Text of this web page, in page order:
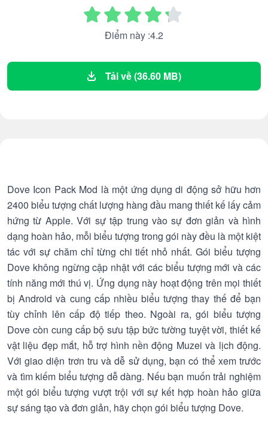
Điểm này :4.2
Tải về (36.60 MB)
Dove Icon Pack Mod là một ứng dụng di động sở hữu hơn
2400 biểu tượng chất lượng hàng đầu mang thiết kế lấy cảm
hứng từ Apple. Với sự tập trung vào sự đơn giản và hình
dạng hoàn hảo, mỗi biểu tượng trong gói này đều là một kiệt
tác với sự chăm chỉ từng chi tiết nhỏ nhất. Gói biểu tượng
Dove không ngừng cập nhật với các biểu tượng mới và các
tính năng mới thú vị. Ứng dụng này hoạt động trên mọi thiết
bị Android và cung cấp nhiều biểu tượng thay thế để bạn
tùy chỉnh lên cấp độ tiếp theo. Ngoài ra, gói biểu tượng
Dove còn cung cấp bộ sưu tập bức tường tuyệt vời, thiết kế
vật liệu đẹp mắt, hỗ trợ hình nền động Muzei và lịch động.
Với giao diện trơn tru và dễ sử dụng, bạn có thể xem trước
và tìm kiếm biểu tượng dễ dàng. Nếu bạn muốn trải nghiệm
một gói biểu tượng vượt trội với sự kết hợp hoàn hảo giữa
sự sáng tạo và đơn giản, hãy chọn gói biểu tượng Dove.